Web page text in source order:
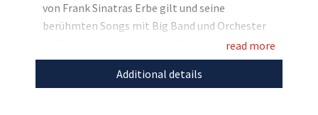
von Frank Sinatras Erbe gilt und seine
berühmten Songs mit Big Band und Orchester
aufführt. Sie haben nun die Chance eine
signierte und hochwertig gerahmte Fliege des
Soul-Stars inklusive einer ebenfalls signierten
read more
Additional details